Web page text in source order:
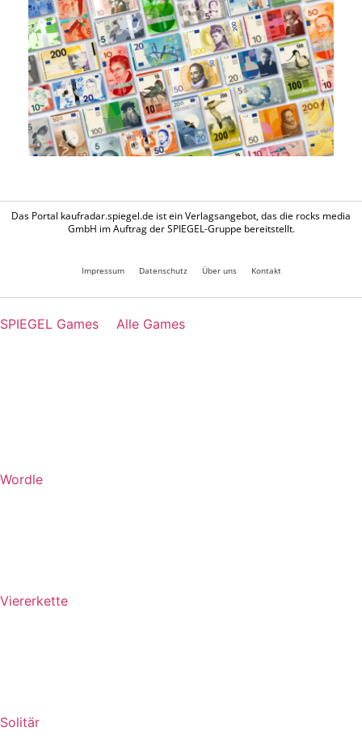
Das Portal kaufradar.spiegel.de ist ein Verlagsangebot, das die rocks media
GmbH im Auftrag der SPIEGEL-Gruppe bereitstellt.
Impressum Datenschutz Über uns Kontakt
SPIEGEL Games Alle Games
Wordle
Viererkette
Solitär